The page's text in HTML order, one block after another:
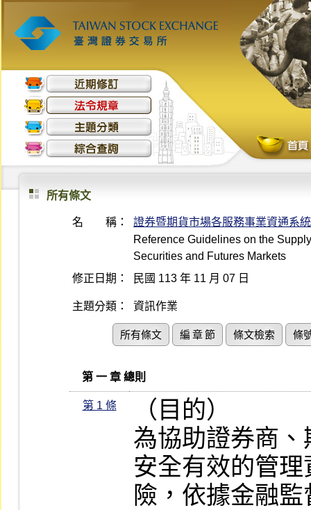
所有條文
名 稱：
證券暨期貨市場各服務事業資通系
Reference Guidelines on the
Securities and Futures Markets
修正日期：
民國 113 年 11 月 07 日
主題分類： 資訊作業
所有條文 編 章 節 條文檢索 條
   第 一 章 總則
第 1 條
（目的）
為協助證券商
安全有效的管
險，依據金融